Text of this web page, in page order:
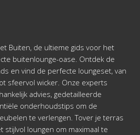
Buiten, de ultieme gids voor het
buitenlounge-oase. Ontdek de
en vind de perfecte loungeset, van
sfeervol wicker. Onze experts
advies, gedetailleerde
onderhoudstips om de
te verlengen. Tover je terras
stijlvol loungen om maximaal te